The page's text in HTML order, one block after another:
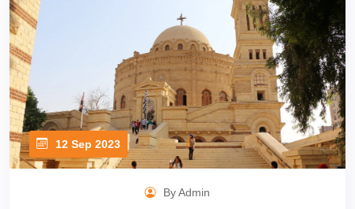
12 Sep 2023
By Admin